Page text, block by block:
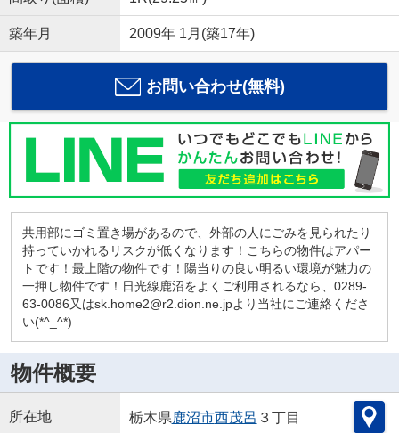
築年月 2009年 1月(築17年)
お問い合わせ(無料)
共用部にゴミ置き場があるので、外部の人にごみを見られたり
持っていかれるリスクが低くなります！こちらの物件はアパー
トです！最上階の物件です！陽当りの良い明るい環境が魅力の
一押し物件です！日光線鹿沼をよくご利用されるなら、0289-
63-0086又はsk.home2@r2.dion.ne.jpより当社にご連絡くださ
い(*^_^*)
物件概要
所在地 栃木県鹿沼市西茂呂 ３丁目